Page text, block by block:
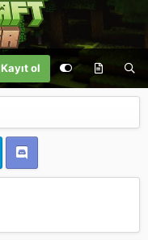
Kayıt ol